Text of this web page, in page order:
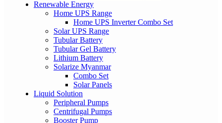
Renewable Energy
Home UPS Range
Home UPS Inverter Combo Set
Solar UPS Range
Tubular Battery
Tubular Gel Battery
Lithium Battery
Solarize Myanmar
Combo Set
Solar Panels
Liquid Solution
Peripheral Pumps
Centrifugal Pumps
Booster Pump